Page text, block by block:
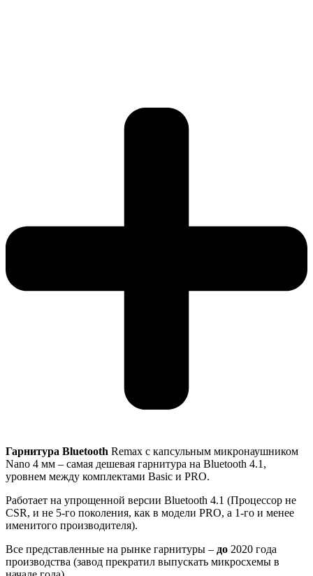
Гарнитура Bluetooth Remax с капсульным микронаушником
Nano 4 мм – самая дешевая гарнитура на Bluetooth 4.1,
уровнем между комплектами Basic и PRO.
Работает на упрощенной версии Bluetooth 4.1 (Процессор не
CSR, и не 5-го поколения, как в модели PRO, а 1-го и менее
именитого производителя).
Все представленные на рынке гарнитуры – до 2020 года
производства (завод прекратил выпускать микросхемы в